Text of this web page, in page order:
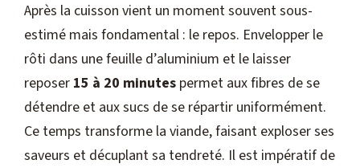
Après la cuisson vient un moment souvent sous-
estimé mais fondamental : le repos. Envelopper le
rôti dans une feuille d’aluminium et le laisser
reposer 15 à 20 minutes permet aux fibres de se
détendre et aux sucs de se répartir uniformément.
Ce temps transforme la viande, faisant exploser ses
saveurs et décuplant sa tendreté. Il est impératif de